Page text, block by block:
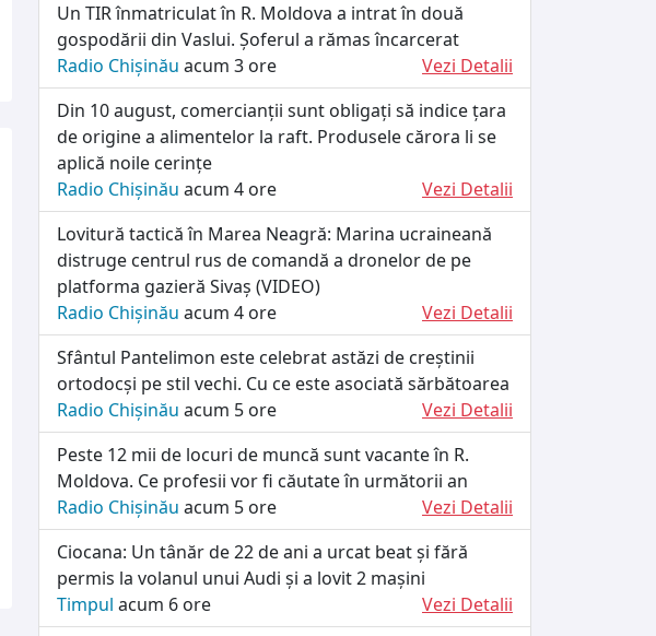
Un TIR înmatriculat în R. Moldova a intrat în două
gospodării din Vaslui. Șoferul a rămas încarcerat
Radio Chișinău acum 3 ore
Vezi Detalii
Din 10 august, comercianții sunt obligați să indice țara
de origine a alimentelor la raft. Produsele cărora li se
aplică noile cerințe
Radio Chișinău acum 4 ore
Vezi Detalii
Lovitură tactică în Marea Neagră: Marina ucraineană
distruge centrul rus de comandă a dronelor de pe
platforma gazieră Sivaș (VIDEO)
Radio Chișinău acum 4 ore
Vezi Detalii
Sfântul Pantelimon este celebrat astăzi de creștinii
ortodocși pe stil vechi. Cu ce este asociată sărbătoarea
Radio Chișinău acum 5 ore
Vezi Detalii
Peste 12 mii de locuri de muncă sunt vacante în R.
Moldova. Ce profesii vor fi căutate în următorii an
Radio Chișinău acum 5 ore
Vezi Detalii
Ciocana: Un tânăr de 22 de ani a urcat beat și fără
permis la volanul unui Audi și a lovit 2 mașini
Timpul acum 6 ore
Vezi Detalii